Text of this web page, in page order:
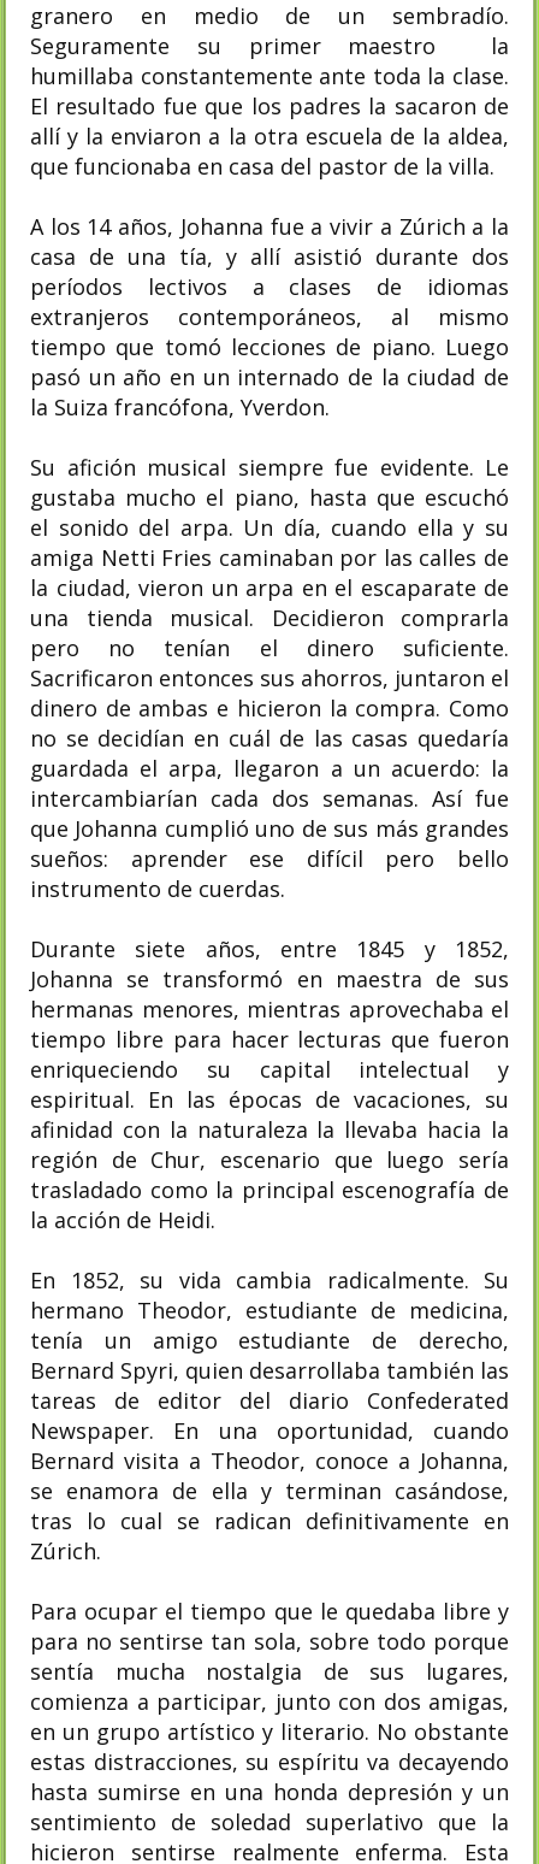
granero en medio de un sembradío.
Seguramente su primer maestro la
humillaba constantemente ante toda la clase.
El resultado fue que los padres la sacaron de
allí y la enviaron a la otra escuela de la aldea,
que funcionaba en casa del pastor de la villa.
A los 14 años, Johanna fue a vivir a Zúrich a la
casa de una tía, y allí asistió durante dos
períodos lectivos a clases de idiomas
extranjeros contemporáneos, al mismo
tiempo que tomó lecciones de piano. Luego
pasó un año en un internado de la ciudad de
la Suiza francófona, Yverdon.
Su afición musical siempre fue evidente. Le
gustaba mucho el piano, hasta que escuchó
el sonido del arpa. Un día, cuando ella y su
amiga Netti Fries caminaban por las calles de
la ciudad, vieron un arpa en el escaparate de
una tienda musical. Decidieron comprarla
pero no tenían el dinero suficiente.
Sacrificaron entonces sus ahorros, juntaron el
dinero de ambas e hicieron la compra. Como
no se decidían en cuál de las casas quedaría
guardada el arpa, llegaron a un acuerdo: la
intercambiarían cada dos semanas. Así fue
que Johanna cumplió uno de sus más grandes
sueños: aprender ese difícil pero bello
instrumento de cuerdas.
Durante siete años, entre 1845 y 1852,
Johanna se transformó en maestra de sus
hermanas menores, mientras aprovechaba el
tiempo libre para hacer lecturas que fueron
enriqueciendo su capital intelectual y
espiritual. En las épocas de vacaciones, su
afinidad con la naturaleza la llevaba hacia la
región de Chur, escenario que luego sería
trasladado como la principal escenografía de
la acción de Heidi.
En 1852, su vida cambia radicalmente. Su
hermano Theodor, estudiante de medicina,
tenía un amigo estudiante de derecho,
Bernard Spyri, quien desarrollaba también las
tareas de editor del diario Confederated
Newspaper. En una oportunidad, cuando
Bernard visita a Theodor, conoce a Johanna,
se enamora de ella y terminan casándose,
tras lo cual se radican definitivamente en
Zúrich.
Para ocupar el tiempo que le quedaba libre y
para no sentirse tan sola, sobre todo porque
sentía mucha nostalgia de sus lugares,
comienza a participar, junto con dos amigas,
en un grupo artístico y literario. No obstante
estas distracciones, su espíritu va decayendo
hasta sumirse en una honda depresión y un
sentimiento de soledad superlativo que la
hicieron sentirse realmente enferma. Esta